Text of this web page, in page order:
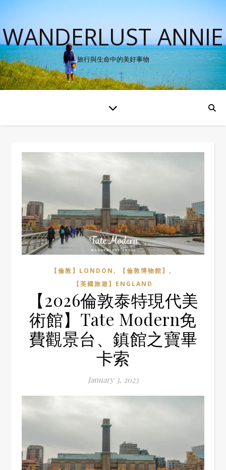
WANDERLUST ANNIE
旅行與生命中的美好事物
【倫敦】LONDON , 【倫敦博物館】 ,
【英國旅遊】ENGLAND
【2026倫敦泰特現代美
術館】Tate Modern免
費觀景台、鎮館之寶畢
卡索
January 3, 2023